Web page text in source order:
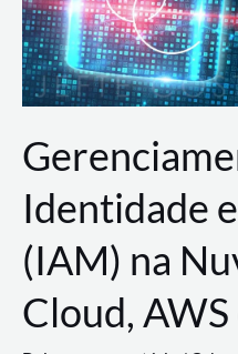
Identidade
(IAM) na
Cloud,